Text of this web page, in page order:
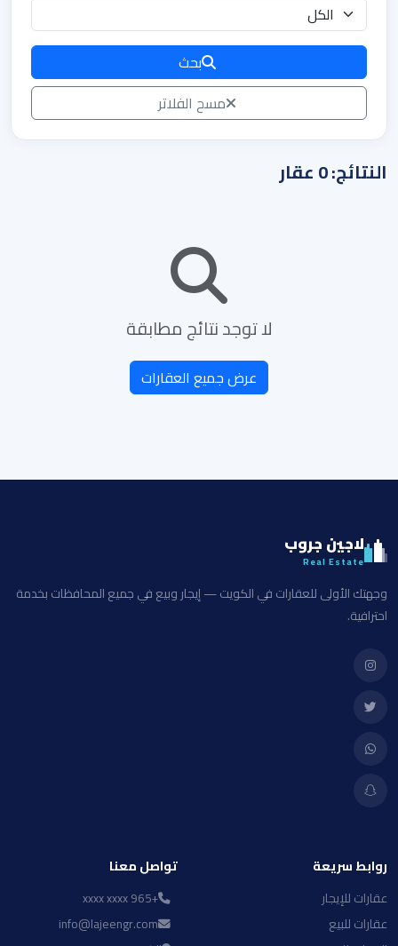
بحث
مسح الفلاتر
النتائج: 0 عقار
لا توجد نتائج مطابقة
عرض جميع العقارات
لاجين جروب
Real Estate
وجهتك الأولى للعقارات في الكويت — إيجار وبيع في جميع المحافظات بخدمة
احترافية.
روابط سريعة
عقارات للإيجار
عقارات للبيع
تواصل معنا
+965 xxxx xxxx
info@lajeengr.com